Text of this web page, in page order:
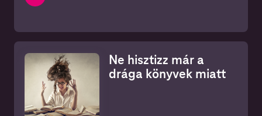
Ne hisztizz már a
drága könyvek miatt